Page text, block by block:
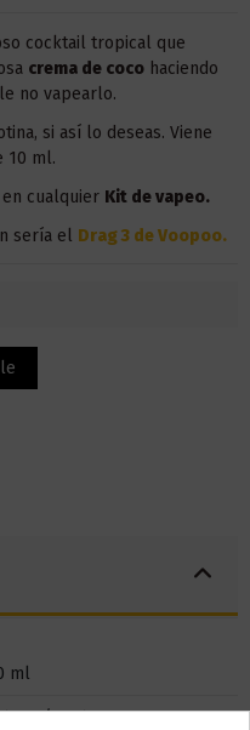
cocktail tropical que
crema de cocohaciendo
no vapearlo.
si así lo deseas. Viene
10 ml.
cualquier Kit de vapeo.
sería el Drag 3 de Voopoo.
ml
PG / 70% VG